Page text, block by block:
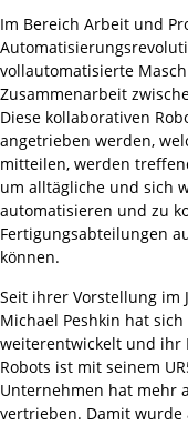
Im Bereich Arbeit und
vollautomatisierte
Zusammenarbeit
Diese kollaborativen
angetrieben werden,
mitteilen, werden
um alltägliche und sich
automatisieren und zu
Fertigungsabteilungen
können.
Seit ihrer Vorstellung im
Michael Peshkin hat
weiterentwickelt und ihr
Robots ist mit seinem
Unternehmen hat mehr
vertrieben. Damit